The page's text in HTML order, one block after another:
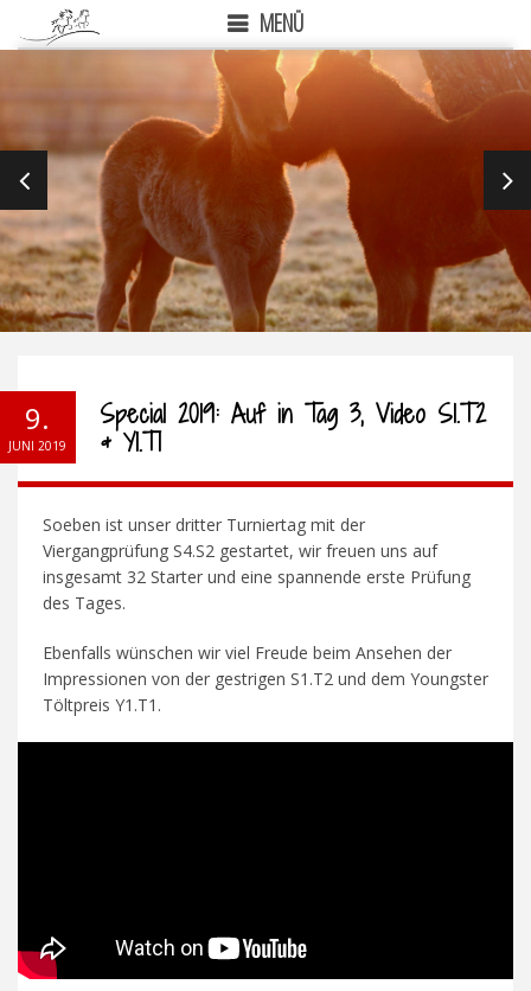
MENÜ
PREVIOUS
9.
JUNI 2019
Special 2019: Auf in Tag 3, Video S1.T2
& Y1.T1
Soeben ist unser dritter Turniertag mit der
Viergangprüfung S4.S2 gestartet, wir freuen uns auf
insgesamt 32 Starter und eine spannende erste Prüfung
des Tages.
Ebenfalls wünschen wir viel Freude beim Ansehen der
Impressionen von der gestrigen S1.T2 und dem Youngster
Töltpreis Y1.T1.